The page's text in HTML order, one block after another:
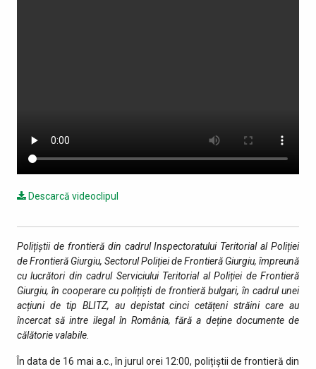
Descarcă videoclipul
Polițiștii de frontieră din cadrul Inspectoratului Teritorial al Poliției
de Frontieră Giurgiu, Sectorul Poliției de Frontieră Giurgiu, împreună
cu lucrători din cadrul Serviciului Teritorial al Poliției de Frontieră
Giurgiu, în cooperare cu polițiști de frontieră bulgari, în cadrul unei
acțiuni de tip BLITZ, au depistat cinci cetățeni străini care au
încercat să intre ilegal în România, fără a deține documente de
călătorie valabile.
În data de 16 mai a.c., în jurul orei 12:00, polițiștii de frontieră din